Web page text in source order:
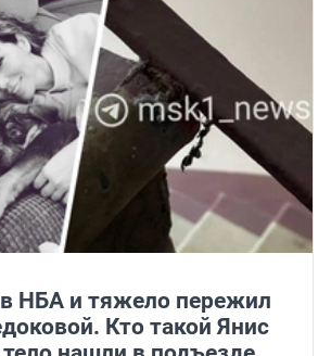
в НБА и тяжело пережил
Кто такой Янис